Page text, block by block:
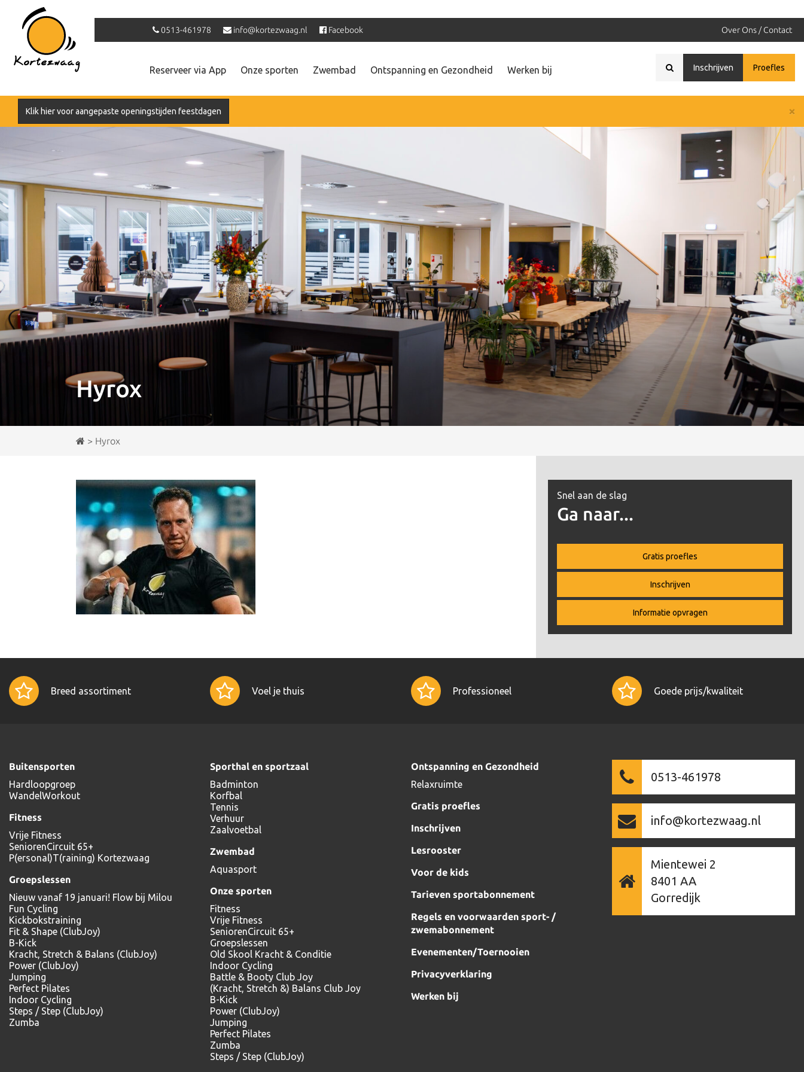
0513-461978 info@kortezwaag.nl Facebook Over Ons / Contact
Reserveer via App Onze sporten Zwembad Ontspanning en Gezondheid Werken bij Inschrijven Proefles
×
Klik hier voor aangepaste openingstijden feestdagen
Hyrox
> Hyrox
Snel aan de slag
Ga naar...
Gratis proefles
Inschrijven
Informatie opvragen
Breed assortiment Voel je thuis Professioneel Goede prijs/kwaliteit
0513-461978
info@kortezwaag.nl
Mientewei 2
8401 AA
Gorredijk
Buitensporten
Hardloopgroep
WandelWorkout
Fitness
Vrije Fitness
SeniorenCircuit 65+
P(ersonal)T(raining) Kortezwaag
Groepslessen
Nieuw vanaf 19 januari! Flow bij Milou
Fun Cycling
Kickbokstraining
Fit & Shape (ClubJoy)
B-Kick
Kracht, Stretch & Balans (ClubJoy)
Power (ClubJoy)
Jumping
Perfect Pilates
Indoor Cycling
Steps / Step (ClubJoy)
Zumba
Sporthal en sportzaal
Badminton
Korfbal
Tennis
Verhuur
Zaalvoetbal
Zwembad
Aquasport
Onze sporten
Fitness
Vrije Fitness
SeniorenCircuit 65+
Groepslessen
Old Skool Kracht & Conditie
Indoor Cycling
Battle & Booty Club Joy
(Kracht, Stretch &) Balans Club Joy
B-Kick
Power (ClubJoy)
Jumping
Perfect Pilates
Zumba
Steps / Step (ClubJoy)
Ontspanning en Gezondheid
Relaxruimte
Gratis proefles
Inschrijven
Lesrooster
Voor de kids
Tarieven sportabonnement
Regels en voorwaarden sport- /
zwemabonnement
Evenementen/Toernooien
Privacyverklaring
Werken bij